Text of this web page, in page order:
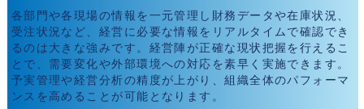
各部門や各現場の情報を一元管理し財務データや在庫状況、
受注状況など、経営に必要な情報をリアルタイムで確認でき
るのは大きな強みです。経営陣が正確な現状把握を行えるこ
とで、需要変化や外部環境への対応を素早く実施できます。
予実管理や経営分析の精度が上がり、組織全体のパフォーマ
ンスを高めることが可能となります。